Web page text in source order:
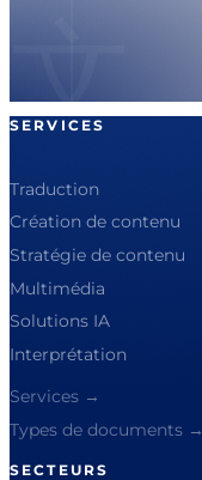
SERVICES
Traduction
Création de contenu
Stratégie de contenu
Multimédia
Solutions IA
Interprétation
Services →
Types de documents →
SECTEURS